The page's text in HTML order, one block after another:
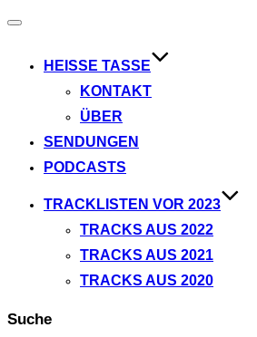
Navigation
HEISSE TASSE
KONTAKT
ÜBER
SENDUNGEN
PODCASTS
TRACKLISTEN VOR 2023
TRACKS AUS 2022
TRACKS AUS 2021
TRACKS AUS 2020
Suche